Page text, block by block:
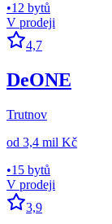
•12 bytů
V prodeji
4,7
DeONE
Trutnov
od 3,4 mil Kč
•15 bytů
V prodeji
3,9